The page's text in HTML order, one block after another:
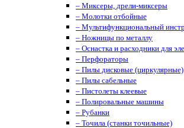
– Миксеры, дрели-миксеры
– Молотки отбойные
– Мультифункциональный
– Ножницы по металлу
– Оснастка и расходники для
– Перфораторы
– Пилы дисковые (циркулярные)
– Пилы сабельные
– Пистолеты клеевые
– Полировальные машины
– Рубанки
– Точила (станки точильные)